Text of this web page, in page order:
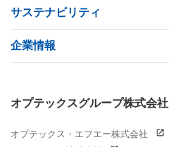
サステナビリティ
企業情報
オプテックスグループ株式会社
オプテックス・エフエー株式会社